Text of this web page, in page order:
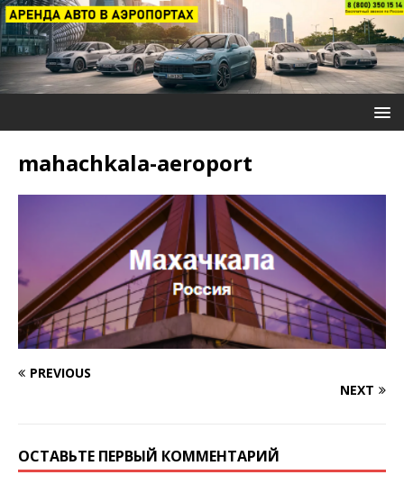
mahachkala-aeroport
PREVIOUS
NEXT
ОСТАВЬТЕ ПЕРВЫЙ КОММЕНТАРИЙ